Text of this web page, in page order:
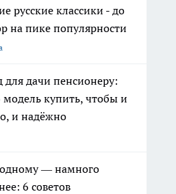
русские классики - до
на пике популярности
дачи пенсионеру:
купить, чтобы и
и надёжно
— намного
6 советов